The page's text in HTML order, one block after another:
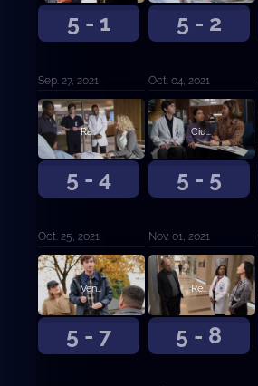
5 - 1
Sep. 27, 2021
5 - 2
Oct. 04, 2021
5 - 4
Racionalidad.
Oct. 25, 2021
5 - 5
Ciudad de locos.
Nov. 01, 2021
5 - 7
Vencido.
5 - 8
Rebelión.